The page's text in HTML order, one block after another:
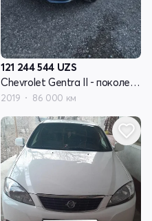
121 244 544 UZS
Chevrolet Gentra II - поколение
2019 86 000 км